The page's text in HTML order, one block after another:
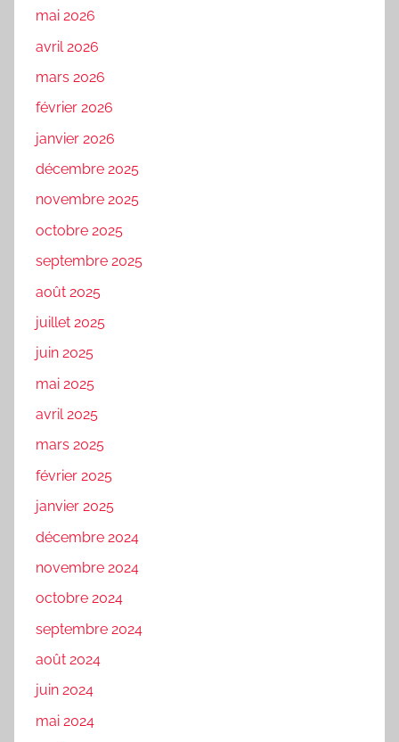
mai 2026
avril 2026
mars 2026
février 2026
janvier 2026
décembre 2025
novembre 2025
octobre 2025
septembre 2025
août 2025
juillet 2025
juin 2025
mai 2025
avril 2025
mars 2025
février 2025
janvier 2025
décembre 2024
novembre 2024
octobre 2024
septembre 2024
août 2024
juin 2024
mai 2024